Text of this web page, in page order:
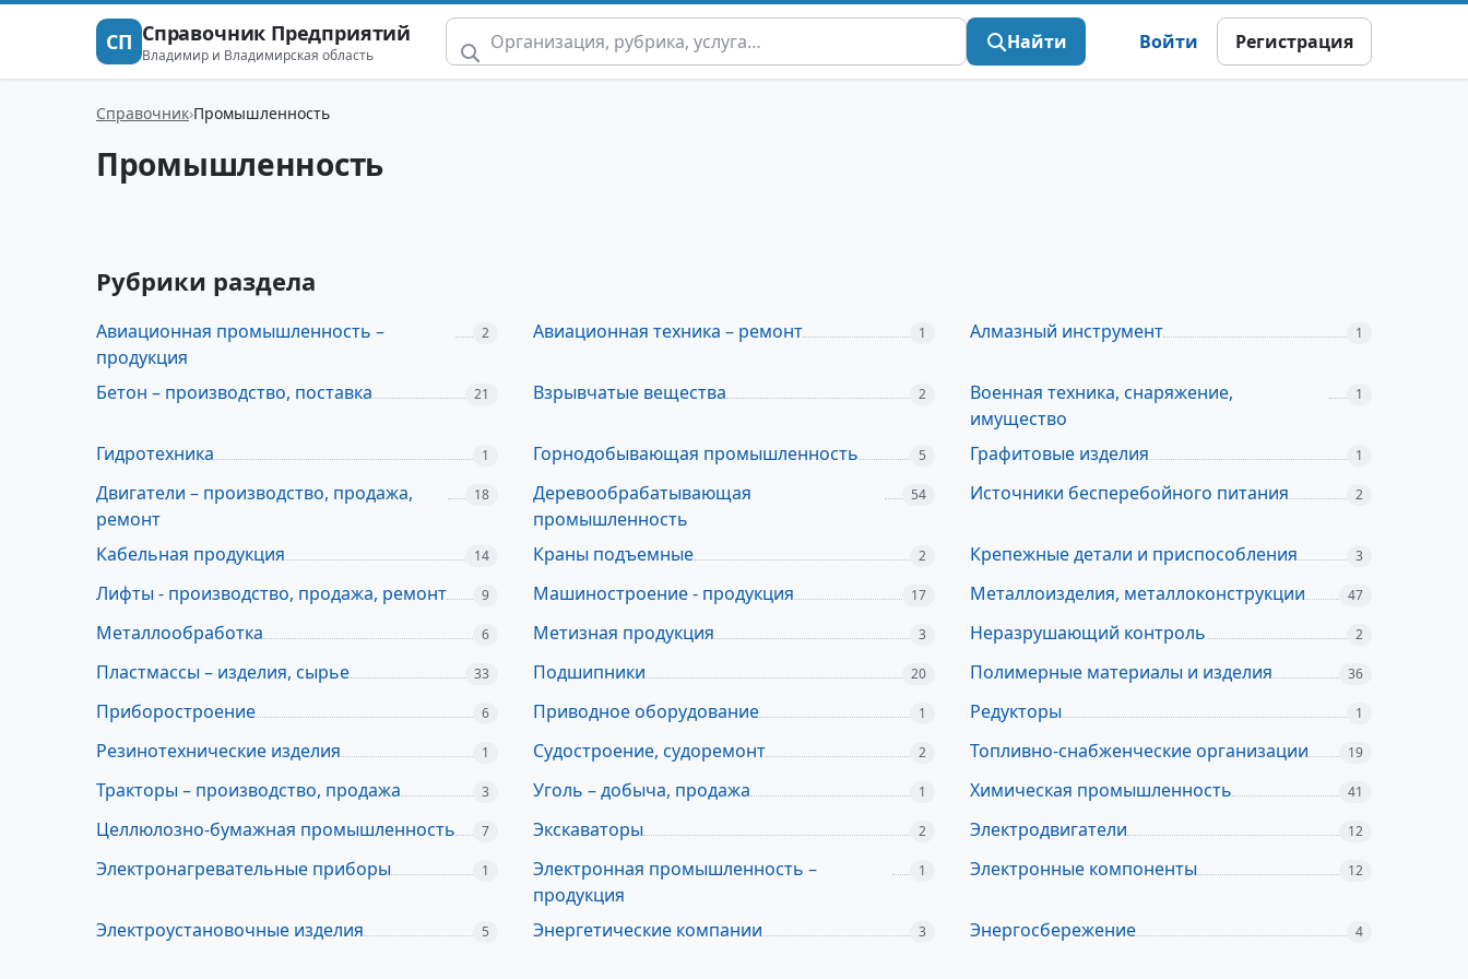
СП Справочник Предприятий
Владимир и Владимирская область
Найти Войти Регистрация
Справочник Промышленность
Промышленность
Рубрики раздела
Авиационная промышленность –
продукция
2 Авиационная техника – ремонт 1 Алмазный инструмент 1
Бетон – производство, поставка 21 Взрывчатые вещества 2
Военная техника, снаряжение,
имущество
1
Гидротехника 1 Горнодобывающая промышленность 5 Графитовые изделия 1
Двигатели – производство, продажа,
ремонт
18
Деревообрабатывающая
промышленность
54 Источники бесперебойного питания 2
Кабельная продукция 14 Краны подъемные 2 Крепежные детали и приспособления 3
Лифты - производство, продажа, ремонт 9 Машиностроение - продукция 17 Металлоизделия, металлоконструкции 47
Металлообработка 6 Метизная продукция 3 Неразрушающий контроль 2
Пластмассы – изделия, сырье 33 Подшипники 20 Полимерные материалы и изделия 36
Приборостроение 6 Приводное оборудование 1 Редукторы 1
Резинотехнические изделия 1 Судостроение, судоремонт 2 Топливно-снабженческие организации 19
Тракторы – производство, продажа 3 Уголь – добыча, продажа 1 Химическая промышленность 41
Целлюлозно-бумажная промышленность 7 Экскаваторы 2 Электродвигатели 12
Электронагревательные приборы 1
Электронная промышленность –
продукция
1 Электронные компоненты 12
Электроустановочные изделия 5 Энергетические компании 3 Энергосбережение 4